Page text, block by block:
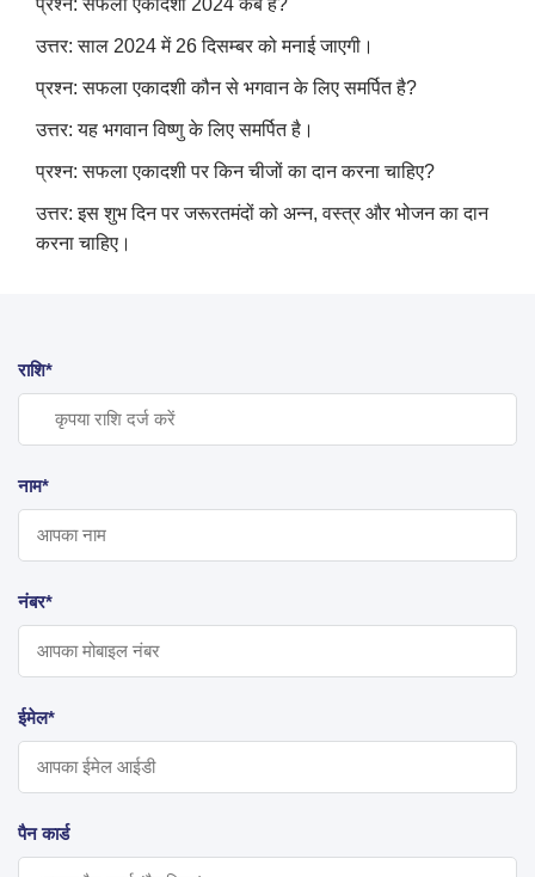
प्रश्न: सफला एकादशी 2024 कब है?
उत्तर: साल 2024 में 26 दिसम्बर को मनाई जाएगी।
प्रश्न: सफला एकादशी कौन से भगवान के लिए समर्पित है?
उत्तर: यह भगवान विष्णु के लिए समर्पित है।
प्रश्न: सफला एकादशी पर किन चीजों का दान करना चाहिए?
उत्तर: इस शुभ दिन पर जरूरतमंदों को अन्न,वस्त्र और भोजन का दान
करना चाहिए।
राशि*
नाम*
नंबर*
ईमेल*
पैन कार्ड